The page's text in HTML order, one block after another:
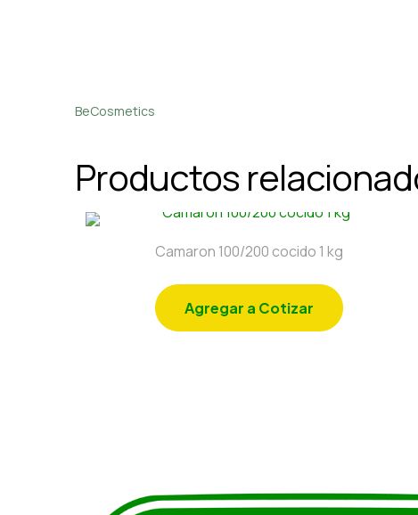
BeCosmetics
Productos
Camaron 100/200 cocido 1 kg
Agregar a Cotizar